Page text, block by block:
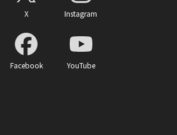
X Instagram
Facebook YouTube